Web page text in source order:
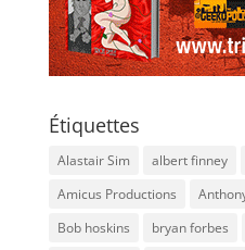
Étiquettes
Alastair Sim albert finney
Amicus Productions
Bob hoskins
bryan forbes